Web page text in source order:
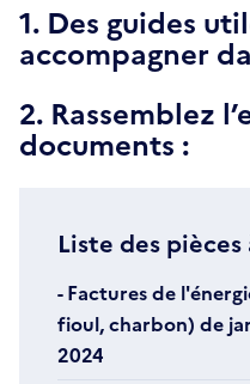
1. Des guides
accompagner
2. Rassemblez
documents :
Liste des
- Factures de
fioul, charbon) de
2024